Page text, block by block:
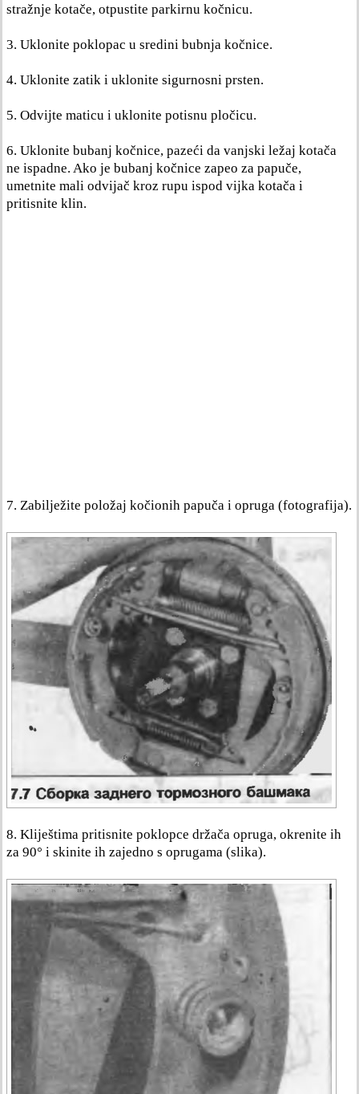
stražnje kotače, otpustite parkirnu kočnicu.
3. Uklonite poklopac u sredini bubnja kočnice.
4. Uklonite zatik i uklonite sigurnosni prsten.
5. Odvijte maticu i uklonite potisnu pločicu.
6. Uklonite bubanj kočnice, pazeći da vanjski ležaj kotača
ne ispadne. Ako je bubanj kočnice zapeo za papuče,
umetnite mali odvijač kroz rupu ispod vijka kotača i
pritisnite klin.
7. Zabilježite položaj kočionih papuča i opruga (fotografija).
8. Kliještima pritisnite poklopce držača opruga, okrenite ih
za 90° i skinite ih zajedno s oprugama (slika).